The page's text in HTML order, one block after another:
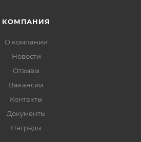
КОМПАНИЯ
О компании
Новости
Отзывы
Вакансии
Контакты
Документы
Награды